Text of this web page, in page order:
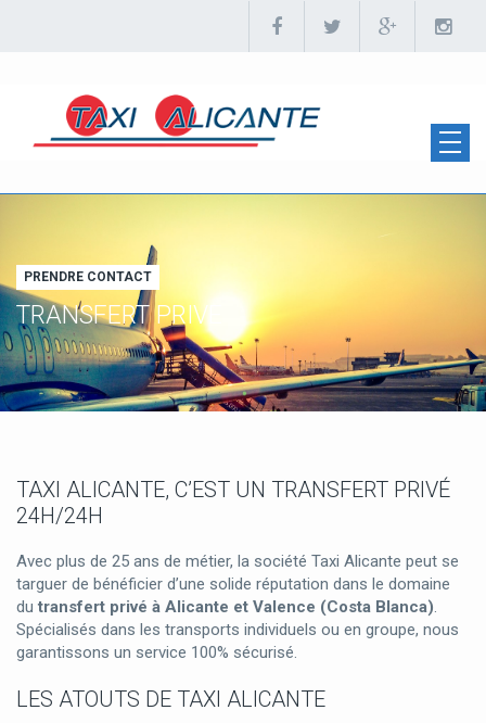
PRENDRE CONTACT
TRANSFERT PRIVE
TAXI ALICANTE, C’EST UN TRANSFERT PRIVÉ
24H/24H
Avec plus de 25 ans de métier, la société Taxi Alicante peut se
targuer de bénéficier d’une solide réputation dans le domaine
du transfert privé à Alicante et Valence (Costa Blanca).
Spécialisés dans les transports individuels ou en groupe, nous
garantissons un service 100% sécurisé.
LES ATOUTS DE TAXI ALICANTE